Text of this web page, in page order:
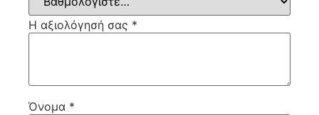
Η αξιολόγησή σας *
Όνομα *